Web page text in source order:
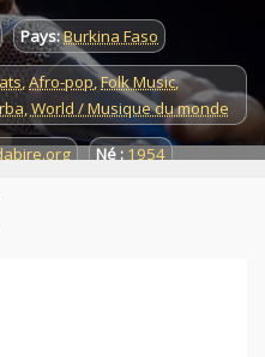
Pays:Burkina Faso
,Afro-pop,Folk Music,
,World / Musique du monde
Né : 1954